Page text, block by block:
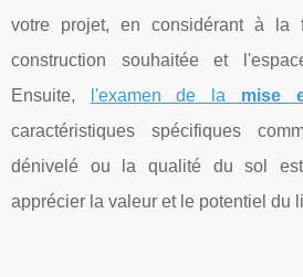
votre projet, en considérant à
construction souhaitée et
Ensuite,
l'examen de la mise
caractéristiques spécifiques
dénivelé ou la qualité du sol est
apprécier la valeur et le potentiel du